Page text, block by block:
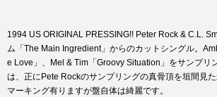
1994 US ORIGINAL PRESSING!! Peter Rock & C.L.
ム「The Main Ingredient」からのカットシングル。
e Love」、Mel & Tim「Groovy Situation」をサンプリ
は、正にPete Rockのサンプリングの真骨頂を垣間見た
マーキング有りますが盤自体は綺麗です。